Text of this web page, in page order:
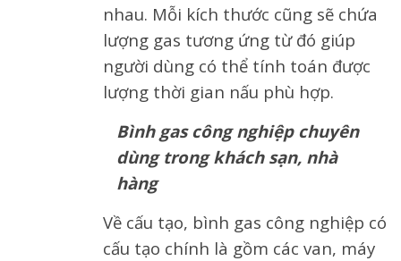
nhau. Mỗi kích thước cũng sẽ chứa
lượng gas tương ứng từ đó giúp
người dùng có thể tính toán được
lượng thời gian nấu phù hợp.
Bình gas công nghiệp chuyên
dùng trong khách sạn, nhà
hàng
Về cấu tạo, bình gas công nghiệp có
cấu tạo chính là gồm các van, máy